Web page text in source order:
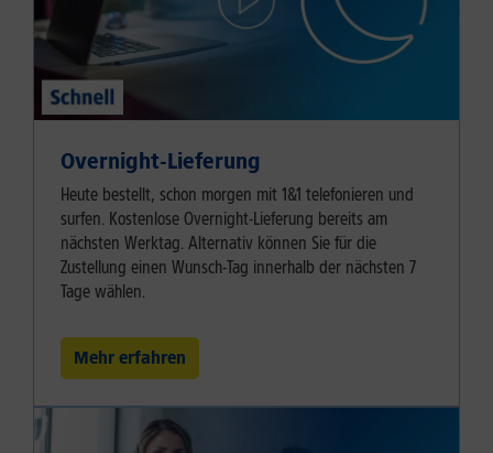
Overnight-Lieferung
Heute bestellt, schon morgen mit 1&1 telefonieren und
surfen. Kostenlose Overnight-Lieferung bereits am
nächsten Werktag. Alternativ können Sie für die
Zustellung einen Wunsch-Tag innerhalb der nächsten 7
Tage wählen.
Mehr erfahren